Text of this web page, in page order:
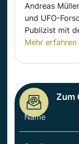
Andreas
und UFO-
Publizist mit
Mehr
Zum